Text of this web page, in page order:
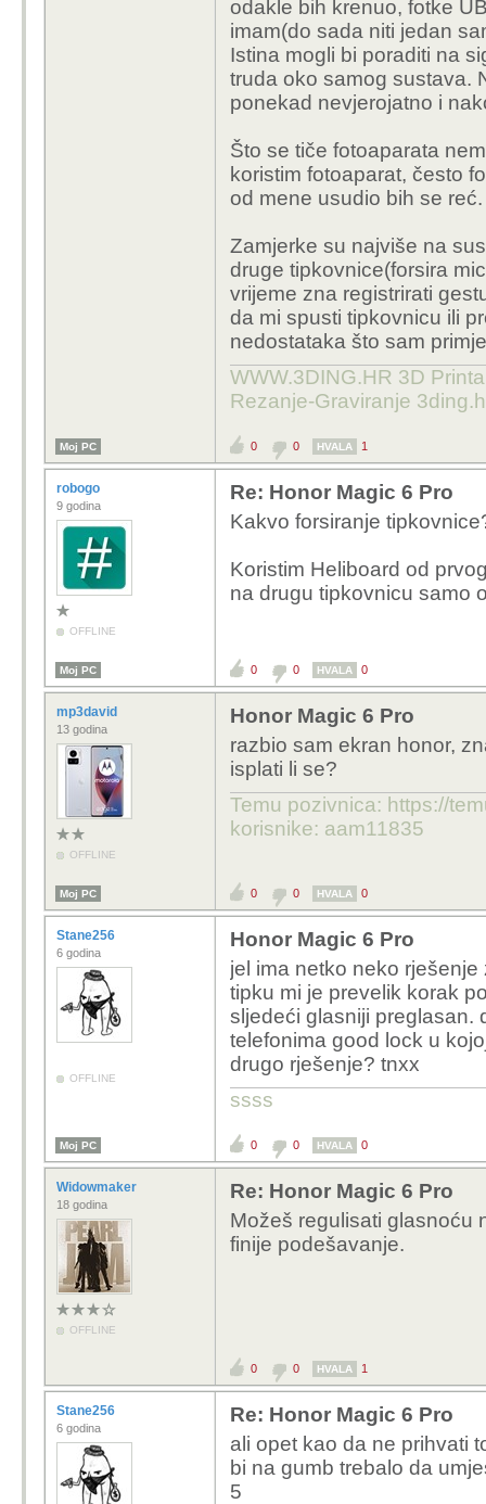
od Samsungove
Recimo uz Unlimited
958€
A dobije se i tablet na
odakle bih krenuo, fotke
imam(do sada niti jedan
Istina mogli bi poraditi na
truda oko samog sustava.
ponekad nevjerojatno i
Što se tiče fotoaparata
koristim fotoaparat, često
od mene usudio bih se reć.
Zamjerke su najviše na
druge tipkovnice(forsira
vrijeme zna registrirati
da mi spusti tipkovnicu ili
nedostataka što sam
WWW.3DING.HR 3D
Rezanje-Graviranje
Moj PC 0 0 HVALA 1
robogo
9 godina
OFFLINE
Re: Honor Magic 6 Pro
Kakvo forsiranje
Koristim Heliboard od
na drugu tipkovnicu samo
Moj PC 0 0 HVALA 0
mp3david
13 godina
OFFLINE
Honor Magic 6 Pro
razbio sam ekran honor,
isplati li se?
Temu pozivnica: https://
korisnike: aam11835
Moj PC 0 0 HVALA 0
Stane256
6 godina
OFFLINE
Honor Magic 6 Pro
jel ima netko neko
tipku mi je prevelik korak
sljedeći glasniji preglasan.
telefonima good lock u
drugo rješenje? tnxx
ssss
Moj PC 0 0 HVALA 0
Widowmaker
18 godina
OFFLINE
Re: Honor Magic 6 Pro
Možeš regulisati glasnoću
finije podešavanje.
0 0 HVALA 1
Stane256
6 godina
Re: Honor Magic 6 Pro
ali opet kao da ne prihvati
bi na gumb trebalo da
5